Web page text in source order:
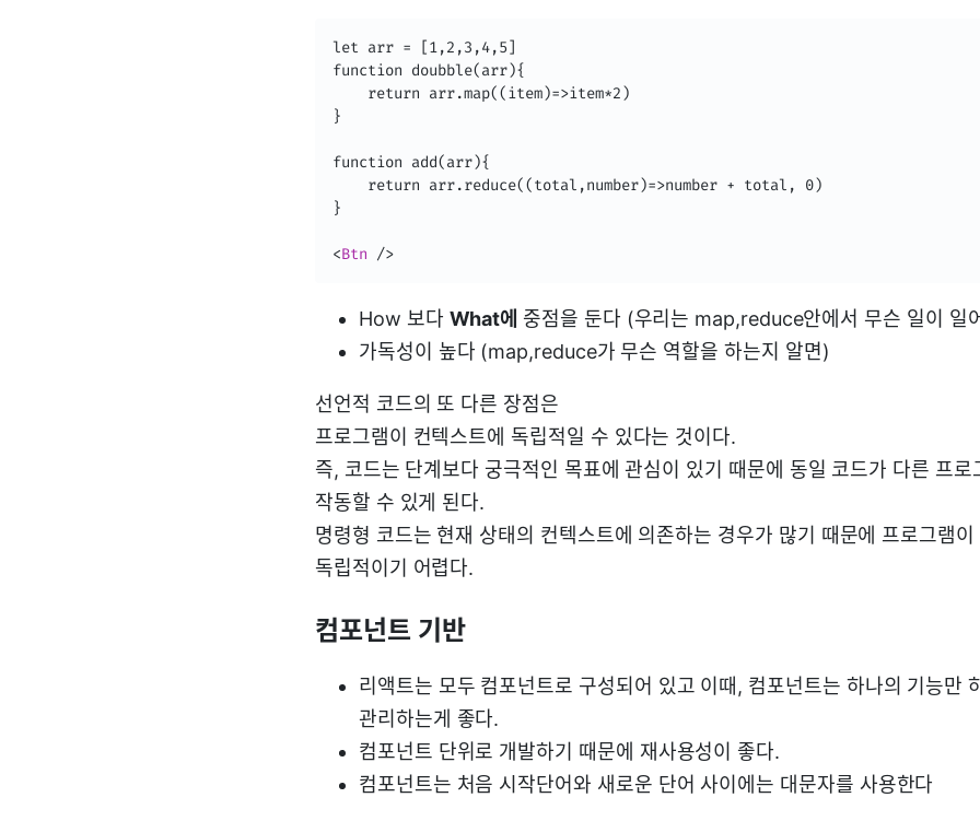
let arr = [1,2,3,4,5]
function doubble(arr){
}
function add(arr){
}
<Btn />
How 보다 What에중점을 둔다 (우리는 map,reduce안에서 무슨 일이 일
가독성이 높다 (map,reduce가 무슨 역할을 하는지 알면)
선언적 코드의 또 다른 장점은
프로그램이 컨텍스트에 독립적일 수 있다는 것이다.
즉, 코드는 단계보다 궁극적인 목표에 관심이 있기 때문에 동일 코드가 다른 프로
작동할 수 있게 된다.
명령형 코드는 현재 상태의 컨텍스트에 의존하는 경우가 많기 때문에 프로그램이
독립적이기 어렵다.
컴포넌트 기반
리액트는 모두 컴포넌트로 구성되어 있고 이때, 컴포넌트는 하나의 기능만
관리하는게 좋다.
컴포넌트 단위로 개발하기 때문에 재사용성이 좋다.
컴포넌트는 처음 시작단어와 새로운 단어 사이에는 대문자를 사용한다